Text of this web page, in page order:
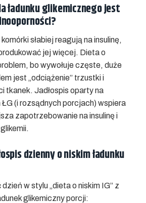
ładunku glikemicznego jest
słabiej reagują na insulinę,
jej więcej. Dieta o
bo wywołuje częste, duże
jest „odciążenie” trzustki i
tkanek. Jadłospis oparty na
(i rozsądnych porcjach) wspiera
zapotrzebowanie na insulinę i
dzienny o niskim ładunku
w stylu „dieta o niskim IG” z
glikemiczny porcji: